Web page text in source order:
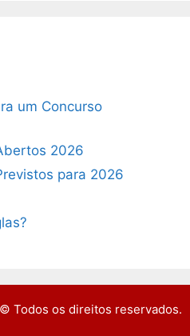
um Concurso
2026
para 2026
Todos os direitos reservados.